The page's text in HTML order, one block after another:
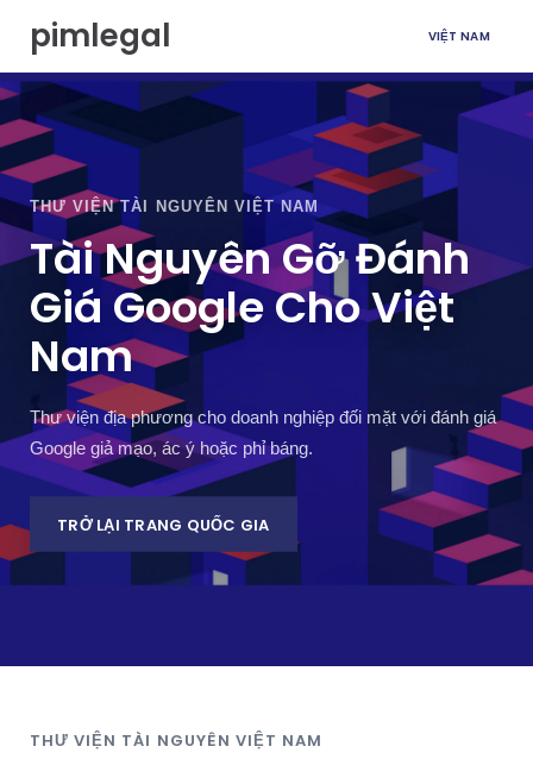
y
ộ
pimlegal VIỆT NAM
THƯ VIỆN TÀI NGUYÊN VIỆT NAM
Tài Nguyên Gỡ Đánh
Giá Google Cho Việt
Nam
Thư viện địa phương cho doanh nghiệp đối mặt với đánh giá
Google giả mạo, ác ý hoặc phỉ báng.
TRỞ LẠI TRANG QUỐC GIA
THƯ VIỆN TÀI NGUYÊN VIỆT NAM